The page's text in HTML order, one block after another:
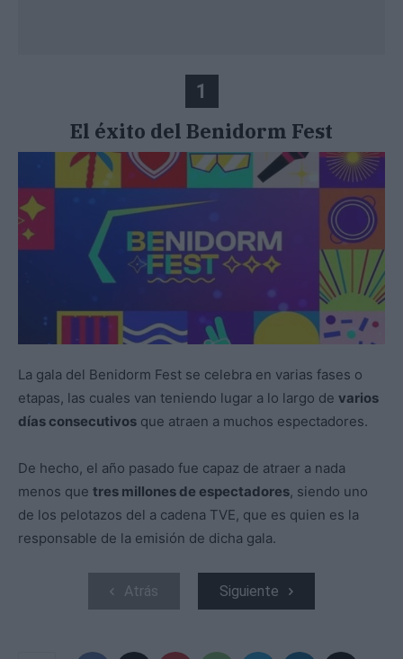
1
El éxito del Benidorm Fest
La gala del Benidorm Fest se celebra en varias fases o
etapas, las cuales van teniendo lugar a lo largo de varios
días consecutivos que atraen a muchos espectadores.
De hecho, el año pasado fue capaz de atraer a nada
menos que tres millones de espectadores, siendo uno
de los pelotazos del a cadena TVE, que es quien es la
responsable de la emisión de dicha gala.
Atrás Siguiente